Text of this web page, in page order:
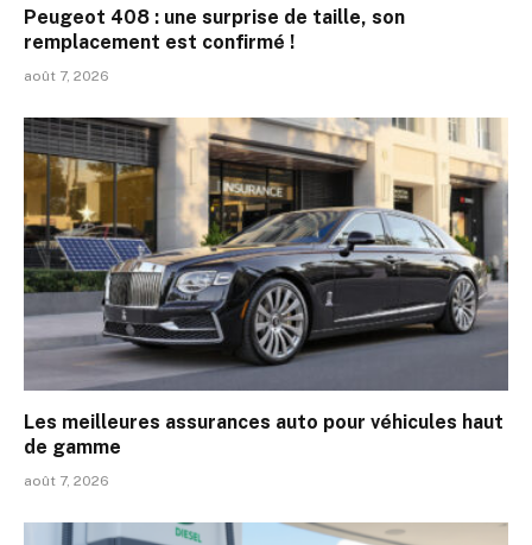
Peugeot 408 : une surprise de taille, son
remplacement est confirmé !
août 7, 2026
Les meilleures assurances auto pour véhicules haut
de gamme
août 7, 2026